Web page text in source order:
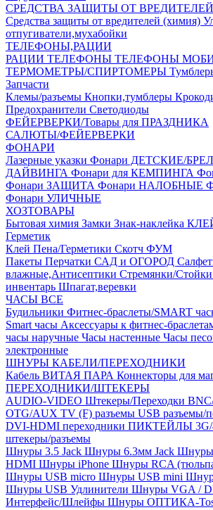
СРЕДСТВА ЗАЩИТЫ ОТ ВРЕДИТЕЛЕЙ
Средства защиты от вредителей (химия)
отпугиватели,мухабойки
ТЕЛЕФОНЫ,РАЦИИ
РАЦИИ ТЕЛЕФОНЫ ТЕЛЕФОНЫ
ТЕРМОМЕТРЫ/СПИРТОМЕРЫ
Запчасти
Клемы/разъемы Кнопки,тумблеры
Предохранители Светодиоды
ФЕЙЕРВЕРКИ/Товары для ПРАЗДНИКА
САЛЮТЫ/ФЕЙЕРВЕРКИ
ФОНАРИ
Лазерные указки Фонари ДЕТСКИЕ/
ДАЙВИНГА Фонари для КЕМПИНГА
Фонари ЗАЩИТА Фонари НАЛОБНЫЕ
Фонари УЛИЧНЫЕ
ХОЗТОВАРЫ
Бытовая химия Замки Знак-наклейка
Герметик
Клей Пена/Герметики Скотч ФУМ
Пакеты Перчатки САД и ОГОРОД
влажные,Антисептики Стремянки/Стойки
инвентарь Шпагат,веревки
ЧАСЫ ВСЕ
Будильники Фитнес-браслеты/SMART
Smart часы Аксессуары к фитнес-
часы наручные Часы настенные Часы
электронные
ШНУРЫ КАБЕЛИ/ПЕРЕХОДНИКИ
Кабель ВИТАЯ ПАРА Коннекторы для
ПЕРЕХОДНИКИ/ШТЕКЕРЫ
AUDIO-VIDEO Штекеры/Переходки
OTG/AUX TV (F) разъемы USB разъемы/
DVI-HDMI переходники ПИКТЕЙЛЫ 3G/
штекеры/разъемы
Шнуры 3.5 Jack Шнуры 6.3мм Jack Шнуры
HDMI Шнуры iPhone Шнуры RCA
Шнуры USB micro Шнуры USB mini
Шнуры USB Удлинители Шнуры VGA /
Интерфейс/Шлейфы Шнуры ОПТИКА-